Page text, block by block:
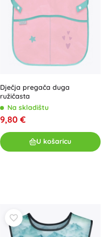
Dječja pregača duga
ružičasta
Na skladištu
9,80 €
U košaricu